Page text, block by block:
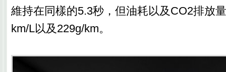
維持在同樣的5.3秒，但油耗以及CO2排放
km/L以及229g/km。